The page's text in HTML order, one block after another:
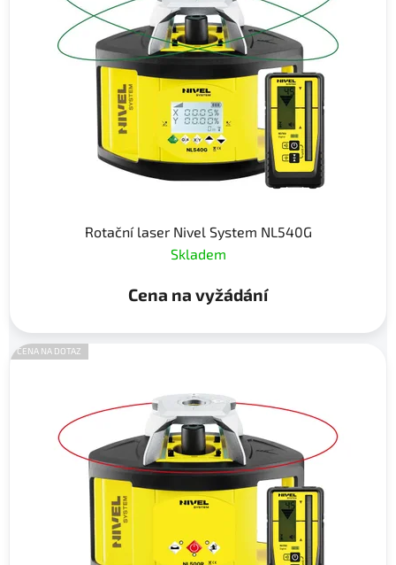
Rotační laser Nivel System NL540G
Skladem
Cena na vyžádání
CENA NA DOTAZ